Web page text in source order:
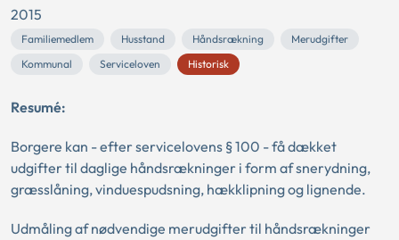
2015
Familiemedlem Husstand Håndsrækning
Merudgifter
Kommunal
Serviceloven Historisk
Resumé:
Borgere kan - efter servicelovens § 100 - få dækket
udgifter til daglige håndsrækninger i form af snerydning,
græsslåning, vinduespudsning, hækklipning og lignende.
Udmåling af nødvendige merudgifter til håndsrækninger